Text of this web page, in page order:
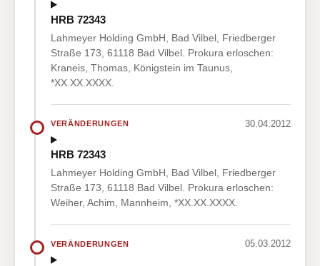
HRB 72343
Lahmeyer Holding GmbH, Bad Vilbel, Friedberger
Straße 173, 61118 Bad Vilbel. Prokura erloschen:
Kraneis, Thomas, Königstein im Taunus,
*XX.XX.XXXX.
VERÄNDERUNGEN 30.04.2012
HRB 72343
Lahmeyer Holding GmbH, Bad Vilbel, Friedberger
Straße 173, 61118 Bad Vilbel. Prokura erloschen:
Weiher, Achim, Mannheim, *XX.XX.XXXX.
VERÄNDERUNGEN 05.03.2012